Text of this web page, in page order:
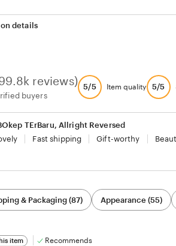
details
reviews)
buyers
5/5 Item quality 5/5
TErBaru, Allright Reversed
Fast shipping Gift-worthy
& Packaging (87) Appearance (55)
item Recommends